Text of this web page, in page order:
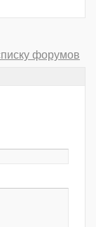
форумов